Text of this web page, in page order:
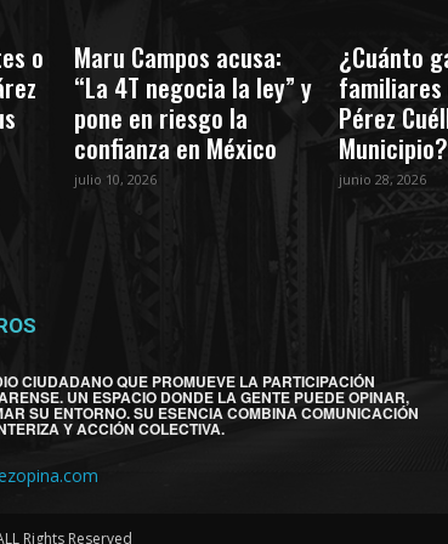
o
Maru Campos acusa:
“La 4T negocia la ley” y
pone en riesgo la
confianza en México
julio 10, 2026
¿Cuánto
familiares
Pérez
Municipio?
junio 28, 2026
CIUDADANO QUE PROMUEVE LA PARTICIPACIÓN
UN ESPACIO DONDE LA GENTE PUEDE OPINAR,
SU ENTORNO. SU ESENCIA COMBINA COMUNICACIÓN
Y ACCIÓN COLECTIVA.
Rights Reserved